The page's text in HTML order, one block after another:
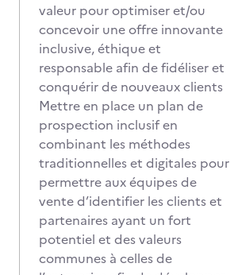
valeur pour optimiser et/ou
concevoir une offre innovante
inclusive, éthique et
responsable afin de fidéliser et
conquérir de nouveaux clients
Mettre en place un plan de
prospection inclusif en
combinant les méthodes
traditionnelles et digitales pour
permettre aux équipes de
vente d’identifier les clients et
partenaires ayant un fort
potentiel et des valeurs
communes à celles de